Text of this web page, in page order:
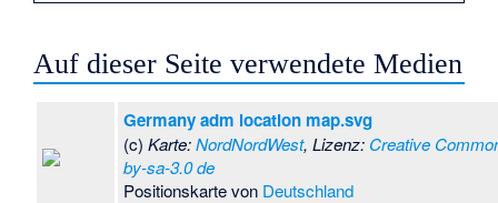
Auf dieser Seite verwendete Medien
Germany adm location map.svg
(c)Karte:NordNordWest, Lizenz: Creative
by-sa-3.0 de
Positionskarte von Deutschland